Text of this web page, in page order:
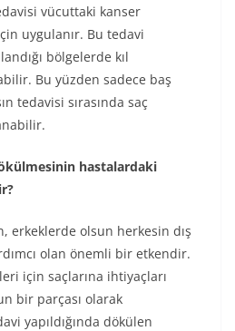
vücuttaki kanser
uygulanır. Bu tedavi
bölgelerde kıl
Bu yüzden sadece baş
tedavisi sırasında saç
hastalardaki
erkeklerde olsun herkesin dış
olan önemli bir etkendir.
için saçlarına ihtiyaçları
bir parçası olarak
yapıldığında dökülen